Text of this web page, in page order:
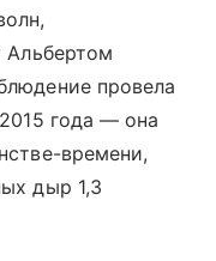
Альбертом
провела
года — она
времени,
дыр 1,3